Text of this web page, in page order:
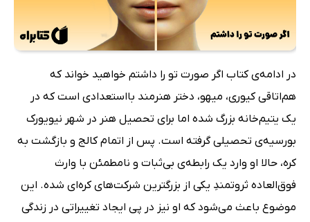
در ادامه‌ی کتاب اگر صورت تو را داشتم خواهید خواند که
هم‌اتاقی کیوری، میهو، دختر هنرمند بااستعدادی است که در
یک یتیم‌خانه بزرگ شده اما برای تحصیل هنر در شهر نیویورک
بورسیه‌ی تحصیلی گرفته است. پس از اتمام کالج و بازگشت به
کره، حالا او وارد یک رابطه‌ی بی‌ثبات و نامطمئن با وارث
فوق‌العاده ثروتمندِ یکی از بزرگترین شرکت‌های کره‌ای شده. این
موضوع باعث می‌شود که او نیز در پی ایجاد تغییراتی در زندگی